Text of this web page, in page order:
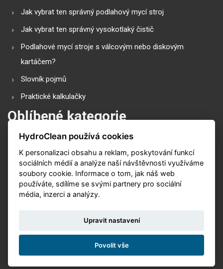
Jak vybrat ten správný podlahový mycí stroj
Jak vybrat ten správný vysokotlaký čistič
Podlahové mycí stroje s válcovým nebo diskovým
kartáčem?
Slovník pojmů
Praktické kalkulačky
Oblíbené kategorie
Průmyslové vysavače
Vysokotlaké čističe
Podlahové mycí stroje
Zametací stroje
© 2026. Vytvořeno s vNux s.r.o.
HydroClean používá cookies
K personalizaci obsahu a reklam, poskytování funkcí
sociálních médií a analýze naší návštěvnosti využíváme
soubory cookie. Informace o tom, jak náš web
používáte, sdílíme se svými partnery pro sociální
média, inzerci a analýzy.
Upravit nastavení
Povolit vše